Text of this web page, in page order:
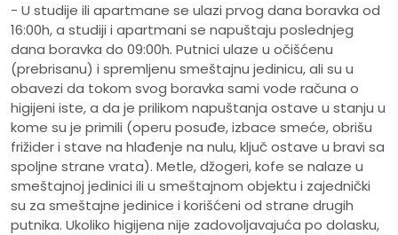
- U studije ili apartmane se ulazi prvog dana boravka od
16:00h, a studiji i apartmani se napuštaju poslednjeg
dana boravka do 09:00h. Putnici ulaze u očišćenu
(prebrisanu) i spremljenu smeštajnu jedinicu, ali su u
obavezi da tokom svog boravka sami vode računa o
higijeni iste, a da je prilikom napuštanja ostave u stanju u
kome su je primili (operu posuđe, izbace smeće, obrišu
frižider i stave na hlađenje na nulu, ključ ostave u bravi sa
spoljne strane vrata). Metle, džogeri, kofe se nalaze u
smeštajnoj jedinici ili u smeštajnom objektu i zajednički
su za smeštajne jedinice i korišćeni od strane drugih
putnika. Ukoliko higijena nije zadovoljavajuća po dolasku,